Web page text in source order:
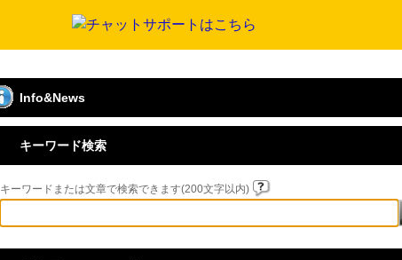
Info&News
キーワード検索
キーワードまたは文章で検索できます(200文字以内)